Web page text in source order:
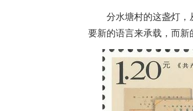
分水塘村的这盏灯
要新的语言来承载，而新